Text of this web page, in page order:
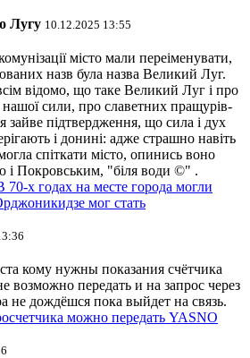
Лугу 10.12.2025 13:55
місто мали переіменувати,
назв була назва Великий Луг.
відомо, що таке Великий Луг і про
сили, про славетних пращурів-
зайве підтвердження, що сила і дух
і донині: адже страшно навіть
спіткати місто, опинись воно
і Покровським, "біля води ©" .
х годах на месте города могли
мог стать
кому нужны показания счётчика
возможно передать и на запрос через
не дождёшся пока выйдет на связь.
можно передать YASNO